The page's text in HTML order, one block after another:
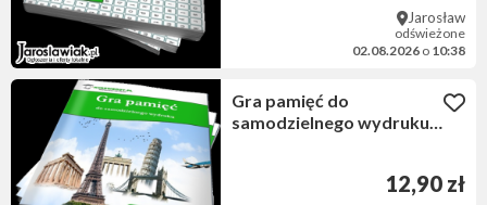
Jarosław
odświeżone
02.08.2026 o 10:38
Gra pamięć do
samodzielnego wydruku.
12,90 zł